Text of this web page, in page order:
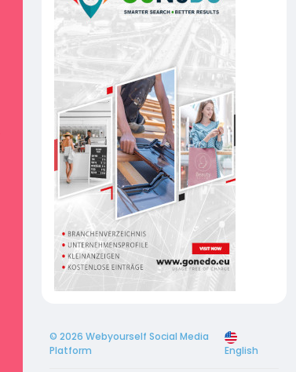
© 2026 Webyourself Social Media
Platform
English